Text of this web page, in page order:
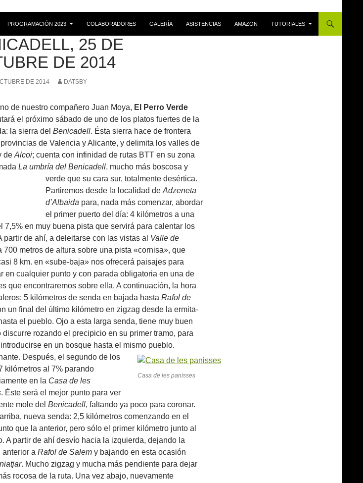
PROGRAMACIÓN 2023 COLABORADORES GALERÍA ASISTENCIAS AMAZON TUTORIALES
25 DE
DE 2014
DE 2014 DATSBY
de nuestro compañero Juan Moya, El Perro Verde
el próximo sábado de uno de los platos fuertes de la
la sierra del Benicadell. Ésta sierra hace de frontera
de Valencia y Alicante, y delimita los valles de
de Alcoi; cuenta con infinidad de rutas BTT en su zona
La umbría del Benicadell, mucho más boscosa y
verde que su cara sur, totalmente desértica.
Partiremos desde la localidad de Adzeneta
d’Albaida para, nada más comenzar, abordar
el primer puerto del día: 4 kilómetros a una
7,5% en muy buena pista que servirá para calentar los
partir de ahí, a deleitarse con las vistas al Valle de
700 metros de altura sobre una pista «cornisa», que
8 km. en «sube-baja» nos ofrecerá paisajes para
en cualquier punto y con parada obligatoria en una de
que encontraremos sobre ella. A continuación, la hora
5 kilómetros de senda en bajada hasta Rafol de
un final del último kilómetro en zigzag desde la ermita-
el pueblo. Ojo a esta larga senda, tiene muy buen
discurre rozando el precipicio en su primer tramo, para
en un bosque hasta el mismo pueblo.
Casa de les panisses
Después, el segundo de los
kilómetros al 7% parando
en la Casa de les
. Éste será el mejor punto para ver
mole del Benicadell, faltando ya poco para coronar.
nueva senda: 2,5 kilómetros comenzando en el
que la anterior, pero sólo el primer kilómetro junto al
A partir de ahí desvío hacia la izquierda, dejando la
a Rafol de Salem y bajando en esta ocasión
. Mucho zigzag y mucha más pendiente para dejar
rocosa de la ruta. Una vez abajo, nuevamente